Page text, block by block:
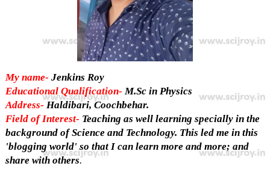
My name- Jenkins Roy
Educational Qualification- M.Sc in Physics
Address- Haldibari, Coochbehar.
Field of Interest- Teaching as well learning specially in the
background of Science and Technology. This led me in this
'blogging world' so that I can learn more and more; and
share with others.